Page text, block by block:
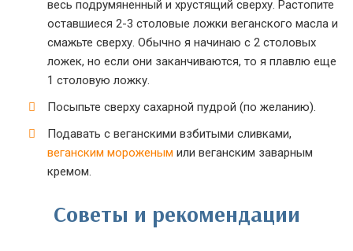
весь подрумяненный и хрустящий сверху. Растопите
оставшиеся 2-3 столовые ложки веганского масла и
смажьте сверху. Обычно я начинаю с 2 столовых
ложек, но если они заканчиваются, то я плавлю еще
1 столовую ложку.
Посыпьте сверху сахарной пудрой (по желанию).
Подавать с веганскими взбитыми сливками,
веганским мороженым или веганским заварным
кремом.
Советы и рекомендации